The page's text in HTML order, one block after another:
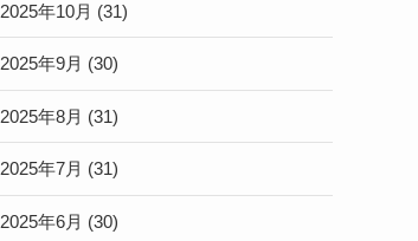
2025年10月 (31)
2025年9月 (30)
2025年8月 (31)
2025年7月 (31)
2025年6月 (30)